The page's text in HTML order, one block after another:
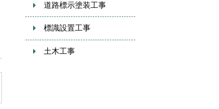
道路標示塗装工事
標識設置工事
土木工事